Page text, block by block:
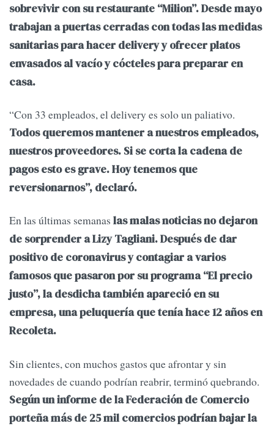
sobrevivir con su restaurante “Milion”. Desde mayo
trabajan a puertas cerradas con todas las medidas
sanitarias para hacer delivery y ofrecer platos
envasados al vacío y cócteles para preparar en
casa.
“Con 33 empleados, el delivery es solo un paliativo.
Todos queremos mantener a nuestros empleados,
nuestros proveedores. Si se corta la cadena de
pagos esto es grave. Hoy tenemos que
reversionarnos”, declaró.
En las últimas semanas las malas noticias no dejaron
de sorprender a Lizy Tagliani. Después de dar
positivo de coronavirus y contagiar a varios
famosos que pasaron por su programa “El precio
justo”, la desdicha también apareció en su
empresa, una peluquería que tenía hace 12 años en
Recoleta.
Sin clientes, con muchos gastos que afrontar y sin
novedades de cuando podrían reabrir, terminó quebrando.
Según un informe de la Federación de Comercio
porteña más de 25 mil comercios podrían bajar la